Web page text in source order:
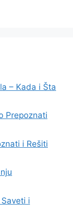
– Kada i Šta
Prepoznati
i Rešiti
i